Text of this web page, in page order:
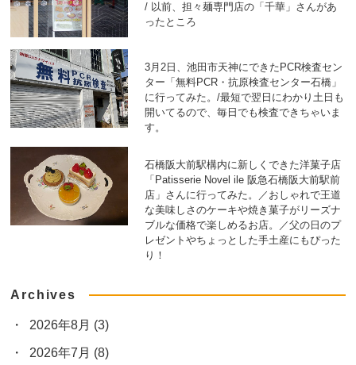
/ 以前、担々麺専門店の「千華」さんがあ
ったところ
3月2日、池田市天神にできたPCR検査セン
ター「無料PCR・抗原検査センター石橋」
に行ってみた。/最短で翌日にわかり土日も
開いてるので、毎日でも検査できちゃいま
す。
石橋阪大前駅構内に新しくできた洋菓子店
「Patisserie Novel ile 阪急石橋阪大前駅前
店」さんに行ってみた。／おしゃれで王道
な美味しさのケーキや焼き菓子がリーズナ
ブルな価格で楽しめるお店。／父の日のプ
レゼントやちょっとした手土産にもぴった
り！
Archives
2026年8月 (3)
2026年7月 (8)